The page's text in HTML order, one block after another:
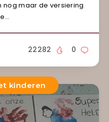
nog maar de versiering
0
22282
kinderen